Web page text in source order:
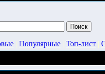
| Популярные | Топ-лист |